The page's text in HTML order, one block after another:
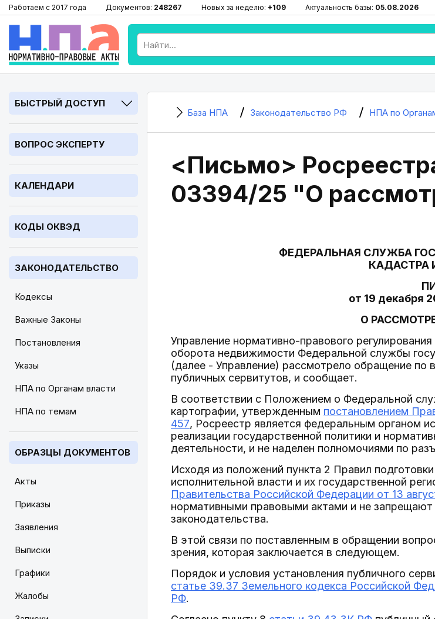
Работаем с 2017 года Документов: 248267 Новых за неделю: +109 Актуальность базы: 05.08.2026
БЫСТРЫЙ ДОСТУП
ВОПРОС ЭКСПЕРТУ
КАЛЕНДАРИ
КОДЫ ОКВЭД
ЗАКОНОДАТЕЛЬСТВО
Кодексы
Важные Законы
Постановления
Указы
НПА по Органам власти
НПА по темам
ОБРАЗЦЫ ДОКУМЕНТОВ
Акты
Приказы
Заявления
Выписки
Графики
Жалобы
База НПА Законодательство РФ НПА по
<Письмо>
03394/25 "О
ФЕДЕРАЛЬНАЯ СЛУЖБА
КАДАСТРА
от 19 декабря
О
Управление нормативно-правового
оборота недвижимости Федеральной службы
(далее - Управление) рассмотрело обращение по
публичных сервитутов, и сообщает.
В соответствии с Положением о Федеральной
картографии, утвержденным постановлением
457, Росреестр является федеральным органом
реализации государственной политики и
деятельности, и не наделен полномочиями по
Исходя из положений пункта 2 Правил
исполнительной власти и их государственной
Правительства Российской Федерации от 13
нормативными правовыми актами и не
законодательства.
В этой связи по поставленным в обращении
зрения, которая заключается в следующем.
Порядок и условия установления публичного
статье 39.37 Земельного кодекса Российской
РФ.